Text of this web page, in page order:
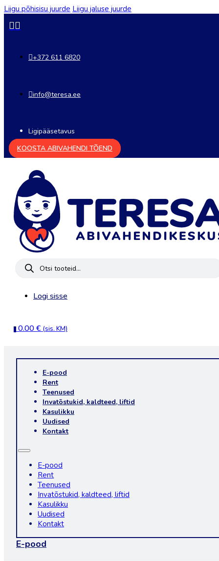
Liigu põhisisu juurde Liigu jaluse juurde
+372 611 6820
info@teresa.ee
Ligipääsetavus
KOOSTA ABIVAHENDI TÕEND
Products
search
Logi sisse
0 0.00€ (sis. KM)
E-pood
Rent
Teenused
Invatõstukid, kaldteed, liftid
Kasulikku
Uudised
Kontakt
E-pood
Rent
Teenused
Invatõstukid, kaldteed, liftid
Kasulikku
Uudised
Kontakt
E-pood